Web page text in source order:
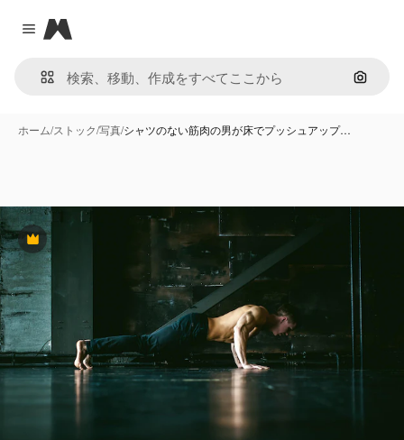
Close menu
Magnific
画像で
ホーム/ストック/写真/シャツのない筋肉の男が床でプッシュアップ…
Premium